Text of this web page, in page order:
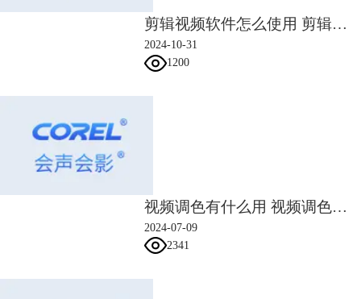
效果，然后再进行手动微调。
剪辑视频软件怎么使用 剪辑视频需要显卡还是CPU
2024-10-31
1200
视频调色有什么用 视频调色的操作步骤
2024-07-09
2341